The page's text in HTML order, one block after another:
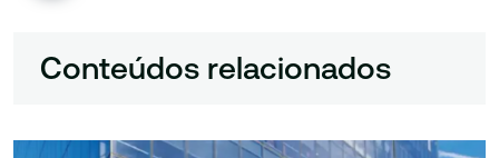
Conteúdos relacionados